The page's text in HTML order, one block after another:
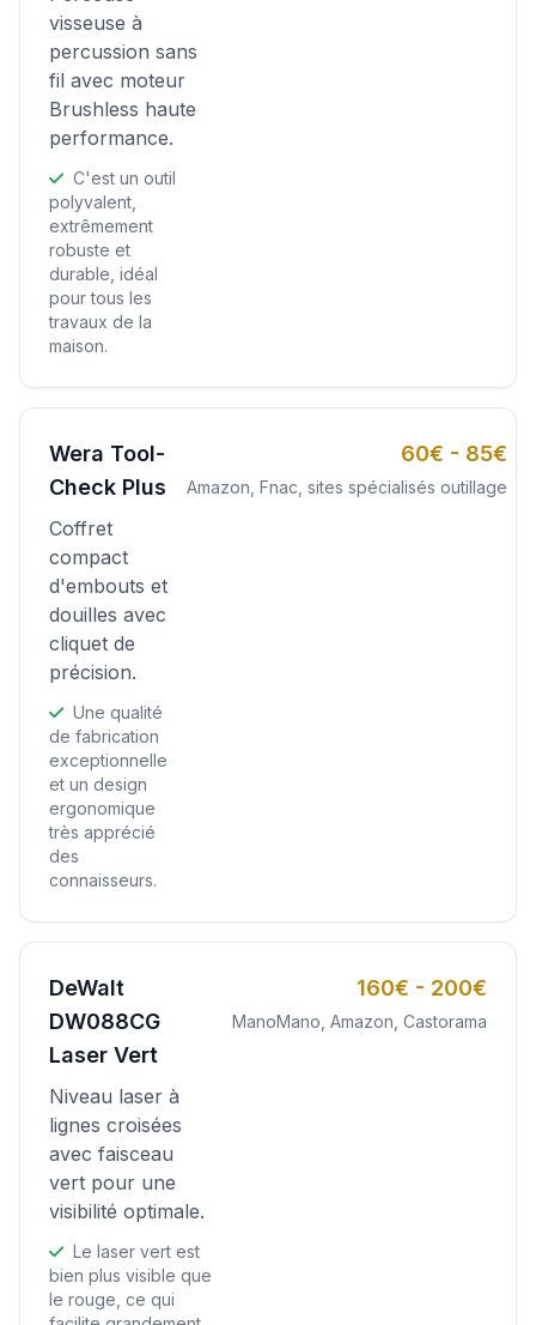
visseuse à
percussion sans
fil avec moteur
Brushless haute
performance.
C'est un outil
polyvalent,
extrêmement
robuste et
durable, idéal
pour tous les
travaux de la
maison.
Wera Tool-
Check Plus
Coffret
compact
d'embouts et
douilles avec
cliquet de
précision.
Une qualité
de fabrication
exceptionnelle
et un design
ergonomique
très apprécié
des
connaisseurs.
60€ - 85€
Amazon, Fnac, sites spécialisés outillage
DeWalt
DW088CG
Laser Vert
Niveau laser à
lignes croisées
avec faisceau
vert pour une
visibilité optimale.
Le laser vert est
bien plus visible que
le rouge, ce qui
160€ - 200€
ManoMano, Amazon, Castorama